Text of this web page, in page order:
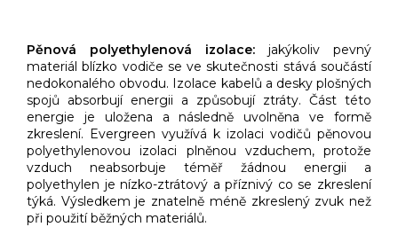
Pěnová polyethylenová izolace: jakýkoliv pevný
materiál blízko vodiče se ve skutečnosti stává součástí
nedokonalého obvodu. Izolace kabelů a desky plošných
spojů absorbují energii a způsobují ztráty. Část této
energie je uložena a následně uvolněna ve formě
zkreslení. Evergreen využívá k izolaci vodičů pěnovou
polyethylenovou izolaci plněnou vzduchem, protože
vzduch neabsorbuje téměř žádnou energii a
polyethylen je nízko-ztrátový a příznivý co se zkreslení
týká. Výsledkem je znatelně méně zkreslený zvuk než
při použití běžných materiálů.